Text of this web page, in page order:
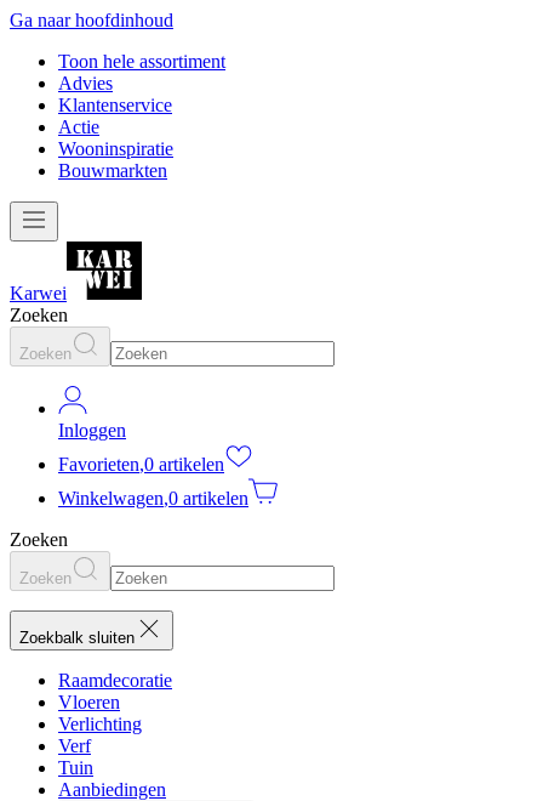
Ga naar hoofdinhoud
Toon hele assortiment
Advies
Klantenservice
Actie
Wooninspiratie
Bouwmarkten
Karwei
Zoeken
Zoeken
Inloggen
Favorieten,0 artikelen
Winkelwagen,0 artikelen
Zoeken
Zoeken
Zoekbalk sluiten
Raamdecoratie
Vloeren
Verlichting
Verf
Tuin
Aanbiedingen